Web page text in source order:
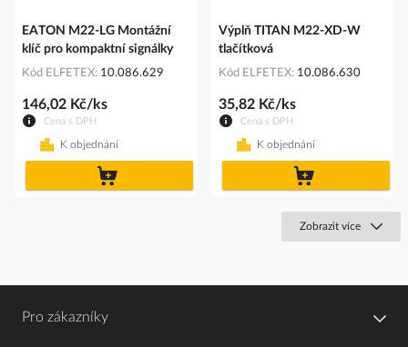
EATON M22-LG Montážní
klíč pro kompaktní signálky
Kód ELFETEX 10.086.629
Cena s DPH
146,02 Kč/ks
K objednání
Výplň TITAN M22-XD-W
tlačítková
Kód ELFETEX 10.086.630
Cena s DPH
35,82 Kč/ks
K objednání
Zobrazit více
Pro zákazníky